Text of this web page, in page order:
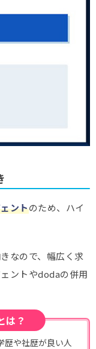
ントのため、ハイ
なので、幅広く求
ントやdodaの併用
は？
歴や社歴が良い人